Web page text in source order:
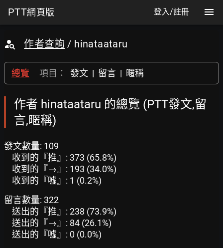
PTT網頁版 登入/註冊
作者查詢 / hinataataru
總覽 項目： 發文 | 留言 | 暱稱
作者 hinataataru 的總覽 (PTT發文,留
言,暱稱)
發文數量: 109
收到的『推』: 373 (65.8%)
收到的『→』: 193 (34.0%)
收到的『噓』: 1 (0.2%)
留言數量: 322
送出的『推』: 238 (73.9%)
送出的『→』: 84 (26.1%)
送出的『噓』: 0 (0.0%)